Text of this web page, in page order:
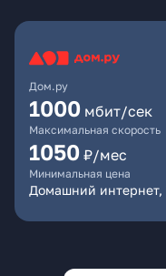
Дом.ру
1000 мбит/сек
Максимальная скорость
1050 ₽/мес
Минимальная цена
Домашний интернет,